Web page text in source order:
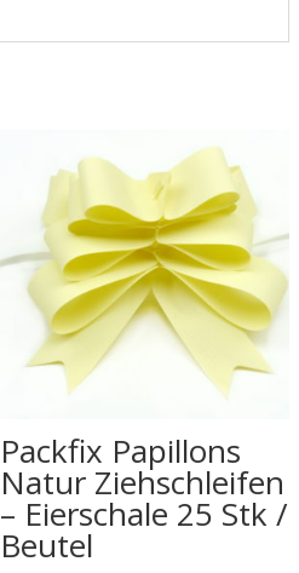
Packfix Papillons
Natur Ziehschleifen
– Eierschale 25 Stk /
Beutel